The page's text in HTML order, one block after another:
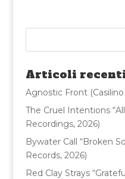
e
b
o
o
k
te
r
l
Articoli
Agnostic Front
The Cruel Intentions
Recordings, 2026)
Bywater Call “Broken
Records, 2026)
Red Clay Strays